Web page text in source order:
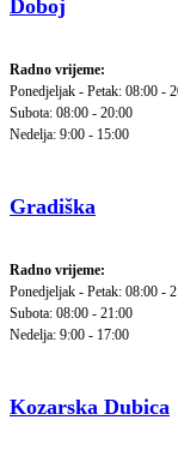
Doboj
Radno vrijeme:
Ponedjeljak - Petak: 08:00 -
Subota: 08:00 - 20:00
Nedelja: 9:00 - 15:00
Gradiška
Radno vrijeme:
Ponedjeljak - Petak: 08:00 -
Subota: 08:00 - 21:00
Nedelja: 9:00 - 17:00
Kozarska Dubica